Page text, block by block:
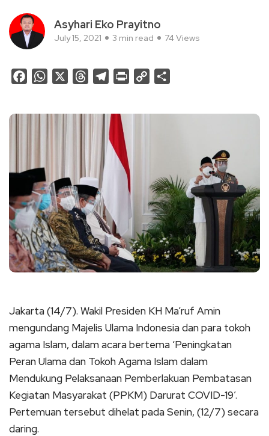
Asyhari Eko Prayitno
July 15, 2021 3 min read 74 Views
FacebookWhatsApp ThreadsTelegram
Print
Copy
Jakarta (14/7). Wakil Presiden KH Ma’ruf Amin
mengundang Majelis Ulama Indonesia dan para tokoh
agama Islam, dalam acara bertema ‘Peningkatan
Peran Ulama dan Tokoh Agama Islam dalam
Mendukung Pelaksanaan Pemberlakuan Pembatasan
Kegiatan Masyarakat (PPKM) Darurat COVID-19’.
Pertemuan tersebut dihelat pada Senin, (12/7) secara
daring.